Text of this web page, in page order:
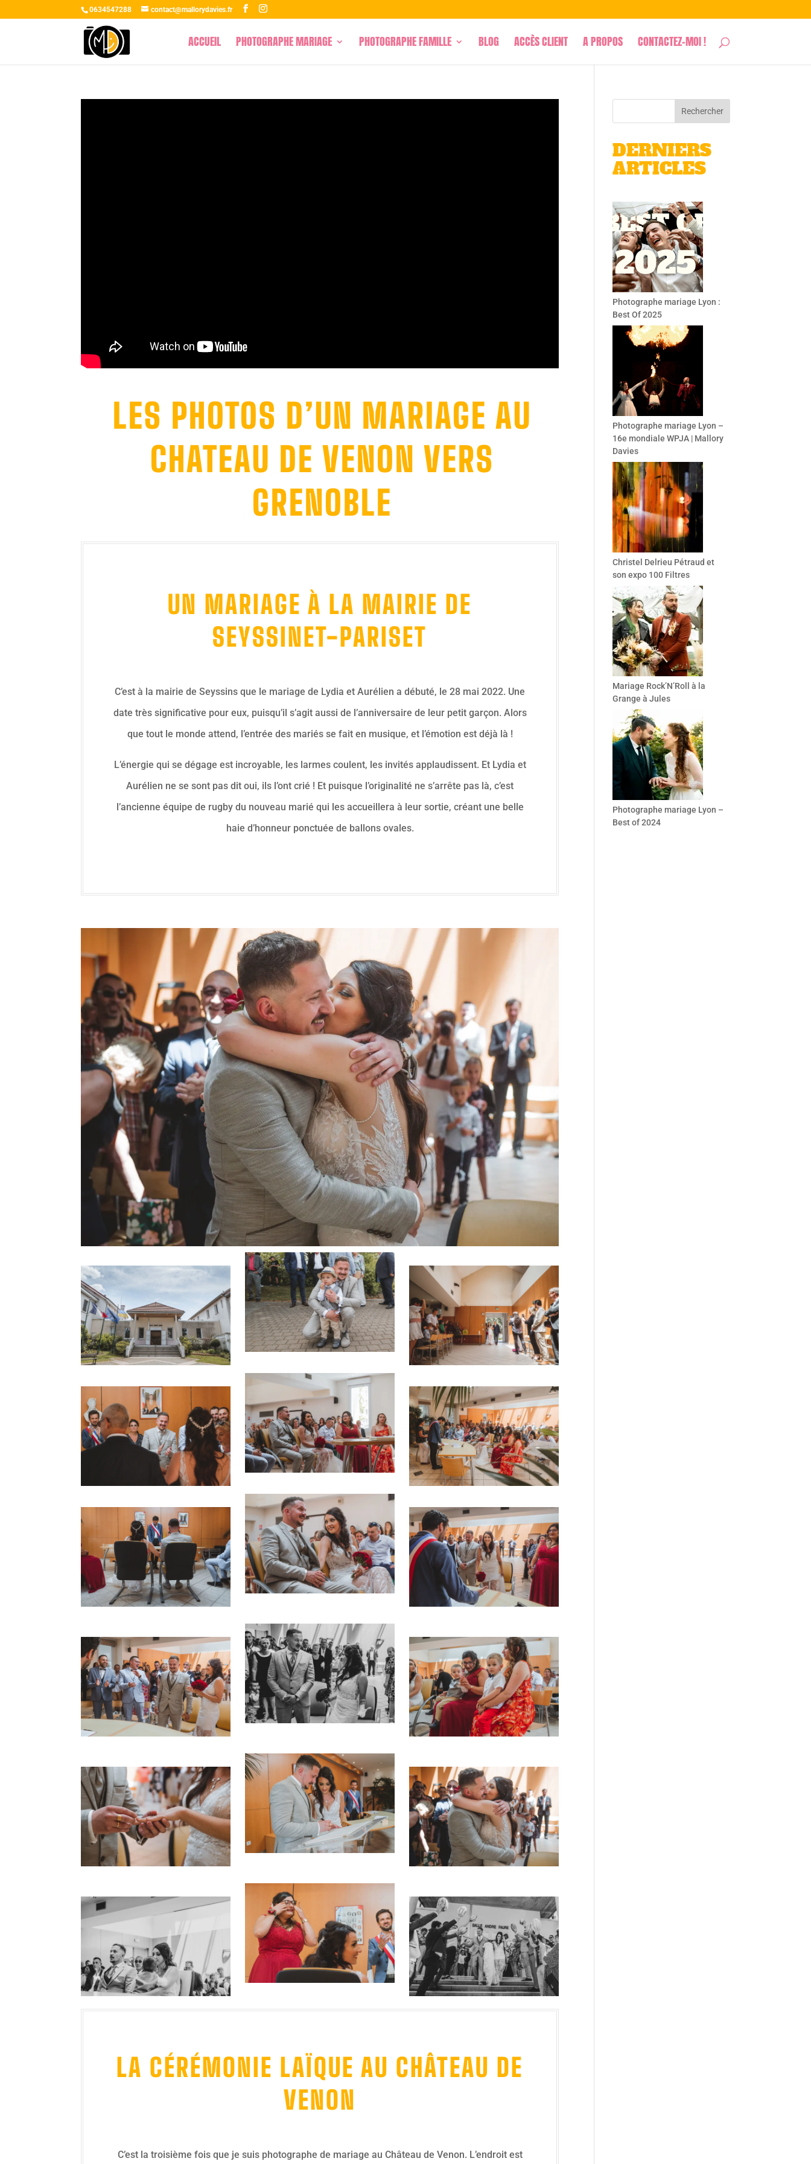
0634547288 contact@mallorydavies.fr
ACCUEIL PHOTOGRAPHE MARIAGE PHOTOGRAPHE FAMILLE BLOG ACCÈS CLIENT A PROPOS CONTACTEZ-MOI !
LES PHOTOS D’UN MARIAGE AU
CHATEAU DE VENON VERS
GRENOBLE
UN MARIAGE À LA MAIRIE DE
SEYSSINET-PARISET
C’est à la mairie de Seyssins que le mariage de Lydia et Aurélien a débuté, le 28 mai 2022. Une
date très significative pour eux, puisqu’il s’agit aussi de l’anniversaire de leur petit garçon. Alors
que tout le monde attend, l’entrée des mariés se fait en musique, et l’émotion est déjà là !
L’énergie qui se dégage est incroyable, les larmes coulent, les invités applaudissent. Et Lydia et
Aurélien ne se sont pas dit oui, ils l’ont crié ! Et puisque l’originalité ne s’arrête pas là, c’est
l’ancienne équipe de rugby du nouveau marié qui les accueillera à leur sortie, créant une belle
haie d’honneur ponctuée de ballons ovales.
LA CÉRÉMONIE LAÏQUE AU CHÂTEAU DE
VENON
C’est la troisième fois que je suis photographe de mariage au Château de Venon. L’endroit est
DERNIERS
ARTICLES
Photographe mariage Lyon :
Best Of 2025
Photographe mariage Lyon –
16e mondiale WPJA | Mallory
Davies
Christel Delrieu Pétraud et
son expo 100 Filtres
Mariage Rock’N’Roll à la
Grange à Jules
Photographe mariage Lyon –
Best of 2024